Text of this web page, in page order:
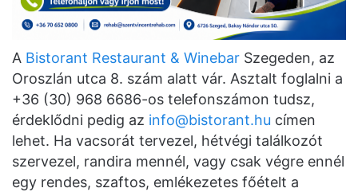
A Bistorant Restaurant & Winebar Szegeden, az
Oroszlán utca 8. szám alatt vár. Asztalt foglalni a
+36 (30) 968 6686-os telefonszámon tudsz,
érdeklődni pedig az info@bistorant.hu címen
lehet. Ha vacsorát tervezel, hétvégi találkozót
szervezel, randira mennél, vagy csak végre ennél
egy rendes, szaftos, emlékezetes főételt a